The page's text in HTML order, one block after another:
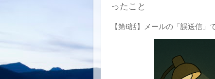
ったこと
【第6話】メールの「誤送信」